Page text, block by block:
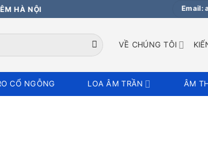
HÀ NỘI Email:
VỀ CHÚNG TÔI
CỔ NGỖNG LOA ÂM TRẦN ÂM